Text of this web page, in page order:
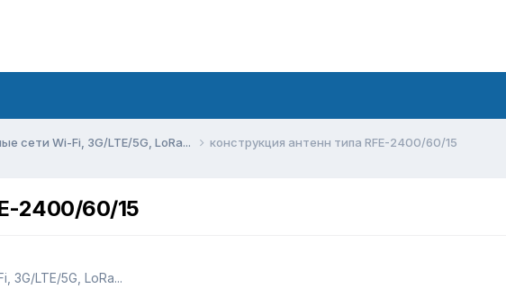
сети Wi-Fi, 3G/LTE/5G, LoRa... конструкция антенн типа RFE-2400/60/15
2400/60/15
3G/LTE/5G, LoRa...